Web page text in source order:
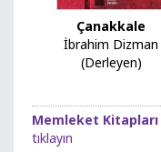
Çanakkale
İbrahim Dizman
(Derleyen)
Memleket Kitapları
tıklayın